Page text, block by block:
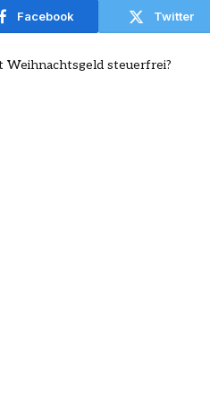
Facebook Twitter